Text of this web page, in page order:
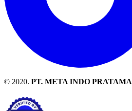
© 2020. PT. META INDO PRATAMA